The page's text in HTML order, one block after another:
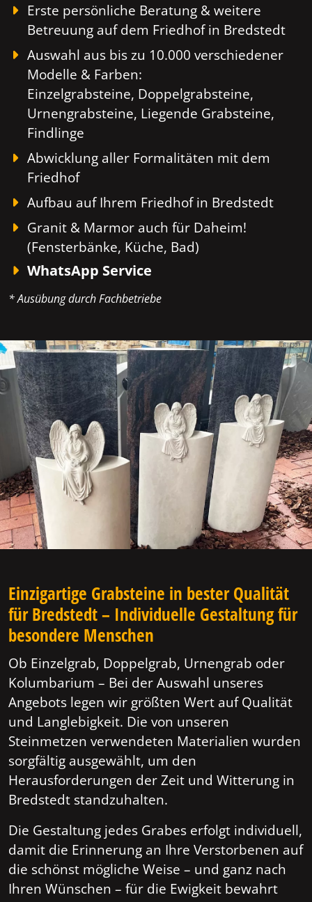
Erste persönliche Beratung & weitere
Betreuung auf dem Friedhof in Bredstedt
Auswahl aus bis zu 10.000 verschiedener
Modelle & Farben:
Einzelgrabsteine, Doppelgrabsteine,
Urnengrabsteine, Liegende Grabsteine,
Findlinge
Abwicklung aller Formalitäten mit dem
Friedhof
Aufbau auf Ihrem Friedhof in Bredstedt
Granit & Marmor auch für Daheim!
(Fensterbänke, Küche, Bad)
WhatsApp Service
* Ausübung durch Fachbetriebe
Einzigartige Grabsteine in bester Qualität
für Bredstedt – Individuelle Gestaltung für
besondere Menschen
Ob Einzelgrab, Doppelgrab, Urnengrab oder
Kolumbarium – Bei der Auswahl unseres
Angebots legen wir größten Wert auf Qualität
und Langlebigkeit. Die von unseren
Steinmetzen verwendeten Materialien wurden
sorgfältig ausgewählt, um den
Herausforderungen der Zeit und Witterung in
Bredstedt standzuhalten.
Die Gestaltung jedes Grabes erfolgt individuell,
damit die Erinnerung an Ihre Verstorbenen auf
die schönst mögliche Weise – und ganz nach
Ihren Wünschen – für die Ewigkeit bewahrt